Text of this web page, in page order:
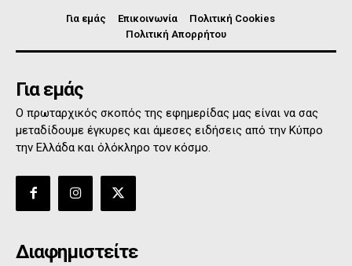
Για εμάς Επικοινωνία
Πολιτική Cookies
Πολιτική Απορρήτου
Για εμάς
Ο πρωταρχικός σκοπός της εφημερίδας μας είναι να σας
μεταδίδουμε έγκυρες και άμεσες ειδήσεις από την Κύπρο
την Ελλάδα και όλόκληρο τον κόσμο.
Διαφημιστείτε